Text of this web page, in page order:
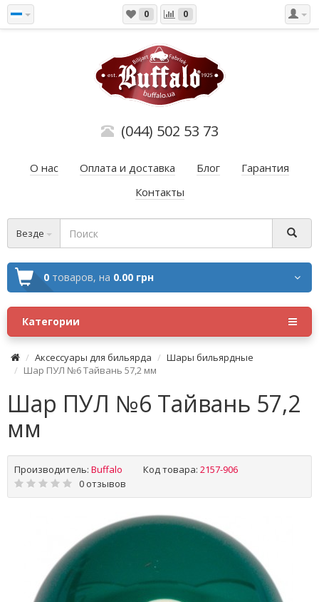
0 0
(044) 502 53 73
О нас Оплата и доставка Блог
Гарантия
Контакты
Везде
0 товаров, на 0.00 грн
Категории
Аксессуары для бильярда
Шары бильярдные
Шар ПУЛ №6 Тайвань 57,2 мм
Шар ПУЛ №6 Тайвань 57,2
мм
Производитель: Buffalo Код товара: 2157-906
0 отзывов